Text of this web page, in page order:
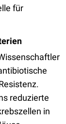
für
reduzierte
in